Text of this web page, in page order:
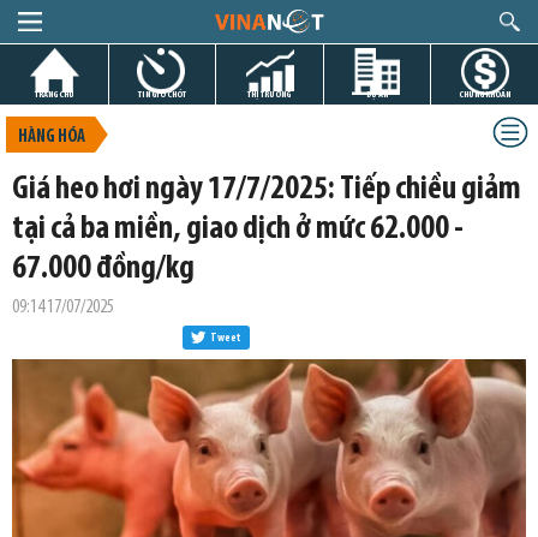
TRANG CHỦ TIN GIỜ CHÓT THỊ TRƯỜNG DỰ ÁN CHỨNG KHOÁN
HÀNG HÓA
Giá heo hơi ngày 17/7/2025: Tiếp chiều giảm
tại cả ba miền, giao dịch ở mức 62.000 -
67.000 đồng/kg
09:14 17/07/2025
Tweet